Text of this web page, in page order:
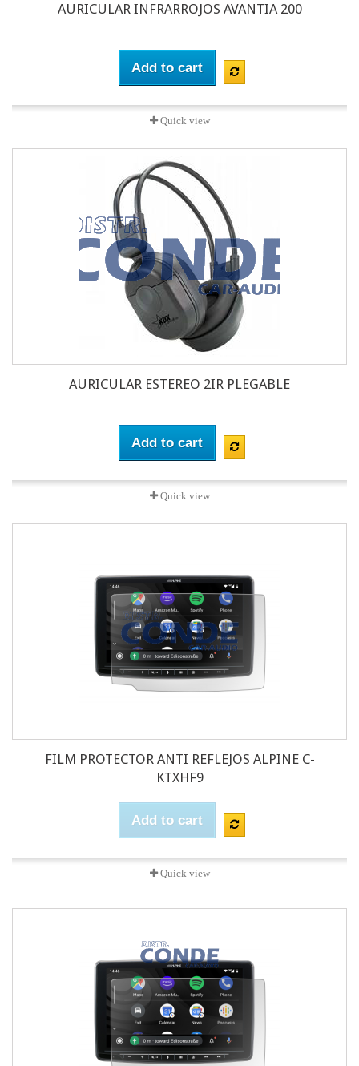
AURICULAR INFRARROJOS AVANTIA 200
Add to cart
Quick view
AURICULAR ESTEREO 2IR PLEGABLE
Add to cart
Quick view
FILM PROTECTOR ANTI REFLEJOS ALPINE C-
KTXHF9
Add to cart
Quick view